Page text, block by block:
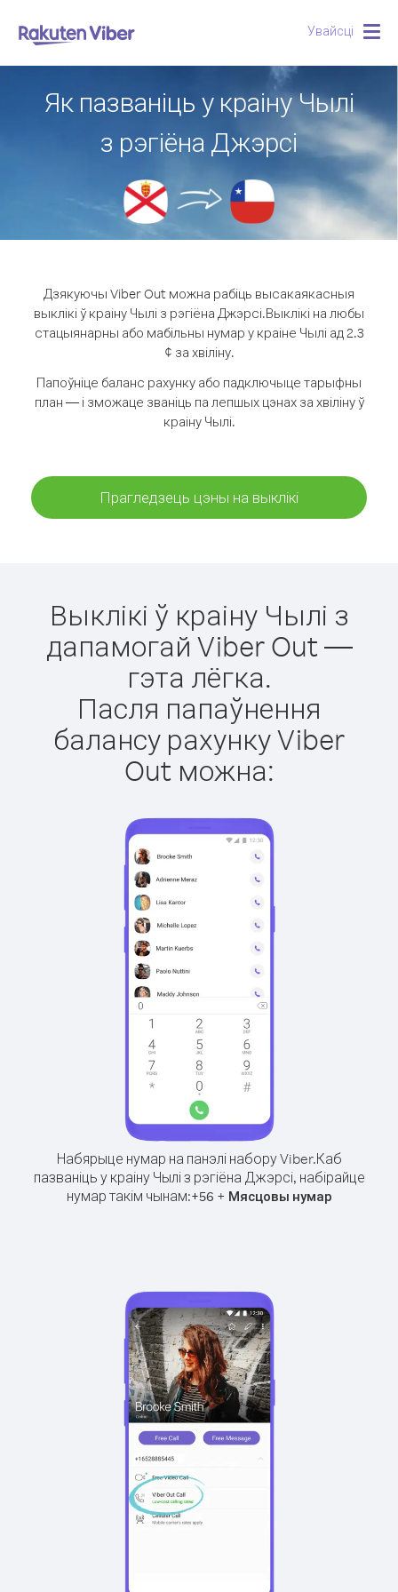
Увайсці
Як пазваніць у краіну Чылі
з рэгіёна Джэрсі
Дзякуючы Viber Out можна рабіць высакаякасныя
выклікі ў краіну Чылі з рэгіёна Джэрсі.Выклікі на любы
стацыянарны або мабільны нумар у краіне Чылі ад 2.3
¢ за хвіліну.
Папоўніце баланс рахунку або падключыце тарыфны
план — і зможаце званіць па лепшых цэнах за хвіліну ў
краіну Чылі.
Прагледзець цэны на выклікі
Выклікі ў краіну Чылі з
дапамогай Viber Out —
гэта лёгка.
Пасля папаўнення
балансу рахунку Viber
Out можна:
Набярыце нумар на панэлі набору Viber.Каб
пазваніць у краіну Чылі з рэгіёна Джэрсі, набірайце
нумар такім чынам:+56 + Мясцовы нумар